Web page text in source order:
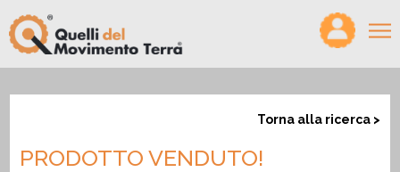
×
Torna alla ricerca >
PRODOTTO VENDUTO!